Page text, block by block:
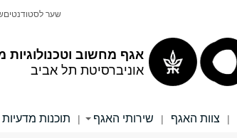
אגף מחשוב וטכנולוגיות
אוניברסיטת תל אביב
שער לסטודנטים
| צוות האגף | שירותי האגף | תוכנות מדעיות